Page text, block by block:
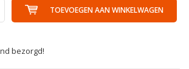
TOEVOEGEN AAN WINKELWAGEN
bezorgd!